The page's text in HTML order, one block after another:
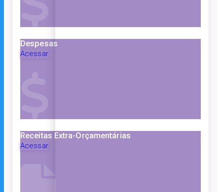
Despesas
Acessar
Receitas Extra-Orçamentárias
Acessar